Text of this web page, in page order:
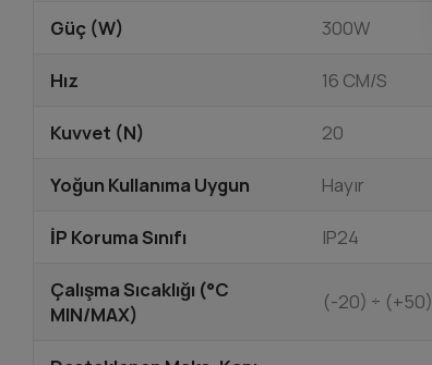
Güç (W) 300W
Hız 16 CM/S
Kuvvet (N) 20
Yoğun Kullanıma Uygun Hayır
İP Koruma Sınıfı IP24
Çalışma Sıcaklığı (°C
MIN/MAX)
(-20) ÷ (+50)